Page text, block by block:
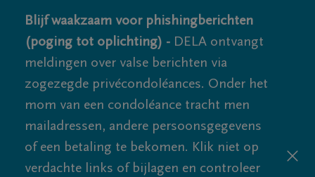
Blijf waakzaam voor phishingberichten
(poging tot oplichting) - DELA ontvangt
meldingen over valse berichten via
zogezegde privécondoléances. Onder het
mom van een condoléance tracht men
mailadressen, andere persoonsgegevens
of een betaling te bekomen. Klik niet op
verdachte links of bijlagen en controleer